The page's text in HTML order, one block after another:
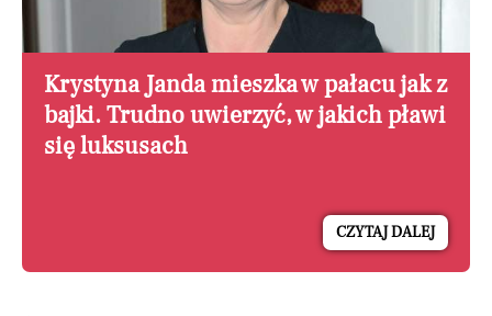
Krystyna Janda mieszka w pałacu jak z
bajki. Trudno uwierzyć, w jakich pławi
się luksusach
CZYTAJ DALEJ